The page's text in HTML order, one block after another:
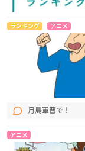
ランキング アニメ
月島軍曹で！
アニメ